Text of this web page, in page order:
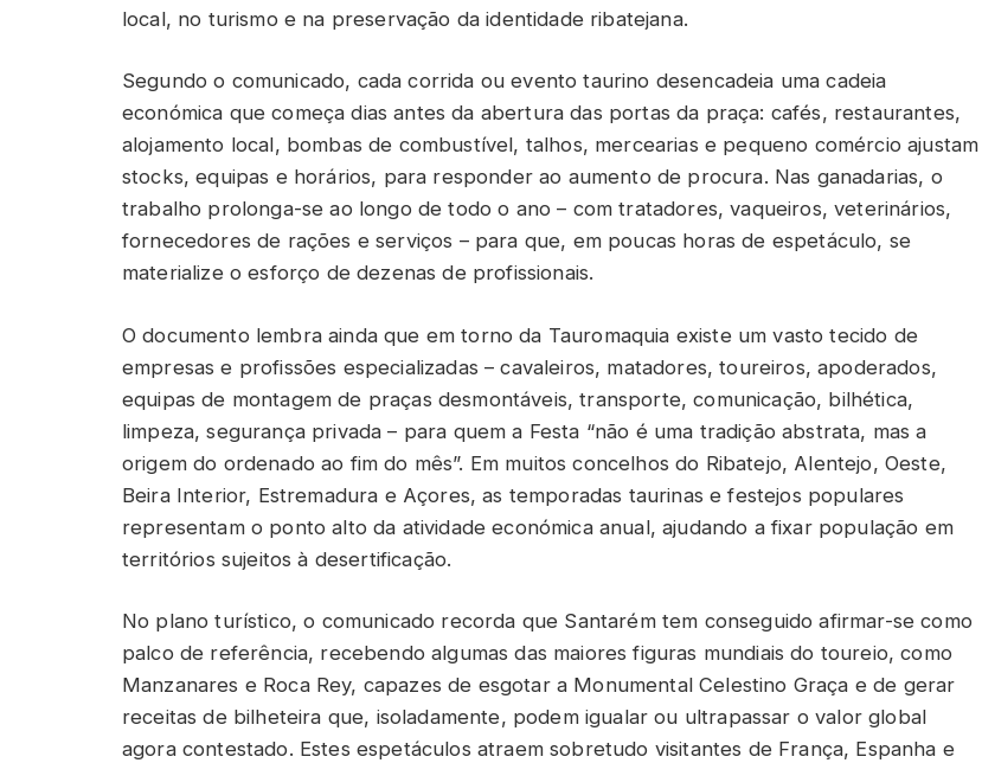
local, no turismo e na preservação da identidade ribatejana.
Segundo o comunicado, cada corrida ou evento taurino desencadeia uma cadeia
económica que começa dias antes da abertura das portas da praça: cafés, restaurantes,
alojamento local, bombas de combustível, talhos, mercearias e pequeno comércio ajustam
stocks, equipas e horários, para responder ao aumento de procura. Nas ganadarias, o
trabalho prolonga-se ao longo de todo o ano – com tratadores, vaqueiros, veterinários,
fornecedores de rações e serviços – para que, em poucas horas de espetáculo, se
materialize o esforço de dezenas de profissionais.
O documento lembra ainda que em torno da Tauromaquia existe um vasto tecido de
empresas e profissões especializadas – cavaleiros, matadores, toureiros, apoderados,
equipas de montagem de praças desmontáveis, transporte, comunicação, bilhética,
limpeza, segurança privada – para quem a Festa “não é uma tradição abstrata, mas a
origem do ordenado ao fim do mês”. Em muitos concelhos do Ribatejo, Alentejo, Oeste,
Beira Interior, Estremadura e Açores, as temporadas taurinas e festejos populares
representam o ponto alto da atividade económica anual, ajudando a fixar população em
territórios sujeitos à desertificação.
No plano turístico, o comunicado recorda que Santarém tem conseguido afirmar-se como
palco de referência, recebendo algumas das maiores figuras mundiais do toureio, como
Manzanares e Roca Rey, capazes de esgotar a Monumental Celestino Graça e de gerar
receitas de bilheteira que, isoladamente, podem igualar ou ultrapassar o valor global
agora contestado. Estes espetáculos atraem sobretudo visitantes de França, Espanha e